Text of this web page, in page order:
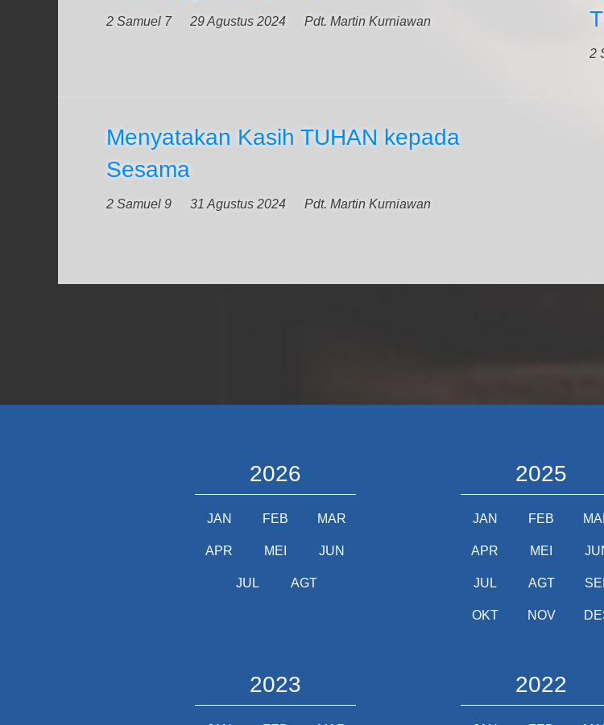
2 Samuel 7 29 Agustus 2024 Pdt. Martin Kurniawan
2
Menyatakan Kasih TUHAN kepada
Sesama
2 Samuel 9 31 Agustus 2024 Pdt. Martin Kurniawan
2026
JAN FEB MAR
APR MEI JUN
JUL AGT
2025
JAN FEB
APR MEI
JUL AGT
OKT NOV
2023 2022